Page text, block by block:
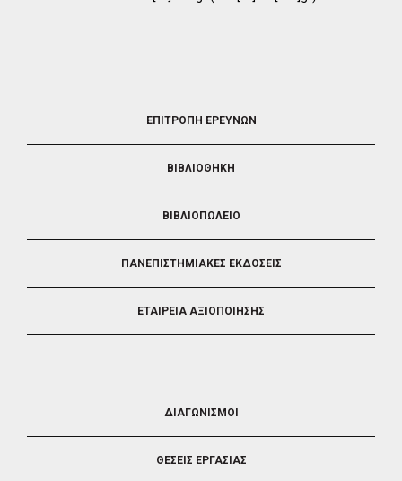
ΕΠΙΤΡΟΠΗ ΕΡΕΥΝΩΝ
ΒΙΒΛΙΟΘΗΚΗ
ΒΙΒΛΙΟΠΩΛΕΙΟ
ΠΑΝΕΠΙΣΤΗΜΙΑΚΕΣ ΕΚΔΟΣΕΙΣ
ΕΤΑΙΡΕΙΑ ΑΞΙΟΠΟΙΗΣΗΣ
ΔΙΑΓΩΝΙΣΜΟΙ
ΘΕΣΕΙΣ ΕΡΓΑΣΙΑΣ